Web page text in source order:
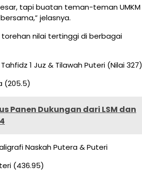
tapi buatan teman-teman UMKM
jelasnya.
nilai tertinggi di berbagai
1 Juz & Tilawah Puteri (Nilai 327)
(205.5)
Panen Dukungan dari LSM dan
Naskah Putera & Puteri
(436.95)